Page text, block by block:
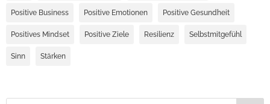
Positive Business Positive Emotionen Positive Gesundheit
Positives Mindset Positive Ziele Resilienz Selbstmitgefühl
Sinn Stärken